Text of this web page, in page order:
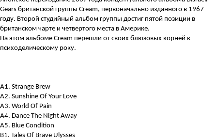
Gears британской группы Cream, первоначально изданного в 1967
году. Второй студийный альбом группы достиг пятой позиции в
британском чарте и четвертого места в Америке.
На этом альбоме Cream перешли от своих блюзовых корней к
психоделическому року.
A1. Strange Brew
A2. Sunshine Of Your Love
A3. World Of Pain
A4. Dance The Night Away
A5. Blue Condition
B1. Tales Of Brave Ulysses